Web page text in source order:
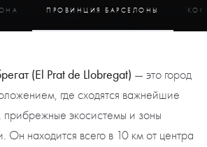
ПРОВИНЦИЯ БАРСЕЛОНЫ
(El Prat de Llobregat) — это город
где сходятся важнейшие
прибрежные экосистемы и зоны
Он находится всего в 10 км от центра